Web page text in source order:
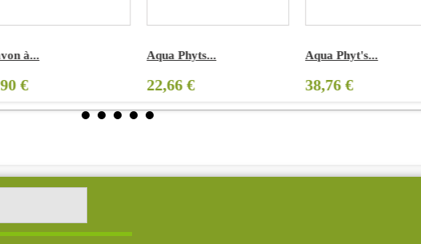
à...
€
Aqua Phyts...
22,66 €
Aqua Phyt's...
38,76 €